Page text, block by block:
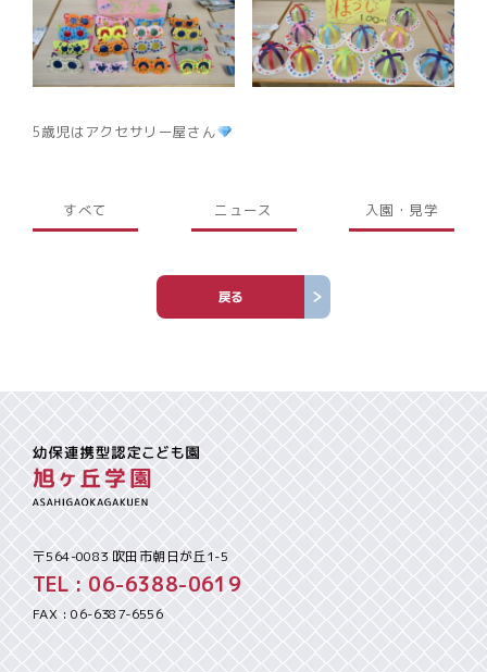
5歳児はアクセサリー屋さん
すべて ニュース 入園・見学
〒564-0083 吹田市朝日が丘1-5
TEL : 06-6388-0619
FAX : 06-6387-6556